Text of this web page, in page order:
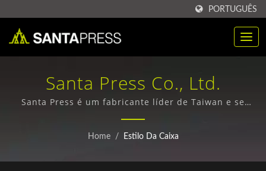
PORTUGUÊS
Santa Press Co., Ltd.
Santa Press é um fabricante líder de Taiwan e se
especializou na produção de embalagens plásticas
personalizadas, caixas de papel e pastas de arquivo
Home / Estilo Da Caixa